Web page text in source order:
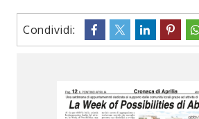
Condividi: